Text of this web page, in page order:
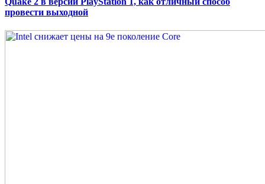
провести выходной